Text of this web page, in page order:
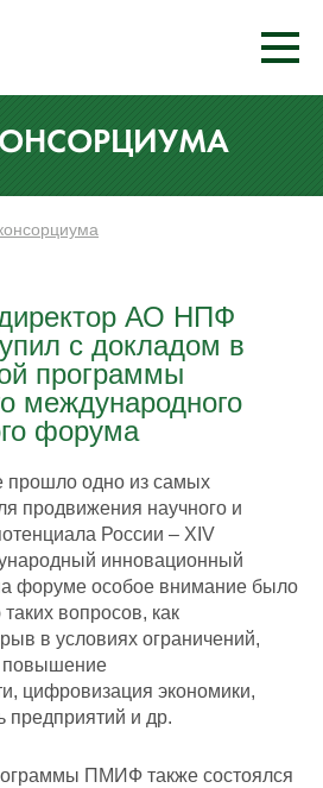
АО НПФ
с докладом в
программы
международного
форума
прошло одно из самых
продвижения научного и
России – XIV
инновационный
форуме особое внимание было
вопросов, как
в условиях ограничений,
повышение
цифровизация экономики,
предприятий и др.
ПМИФ также состоялся